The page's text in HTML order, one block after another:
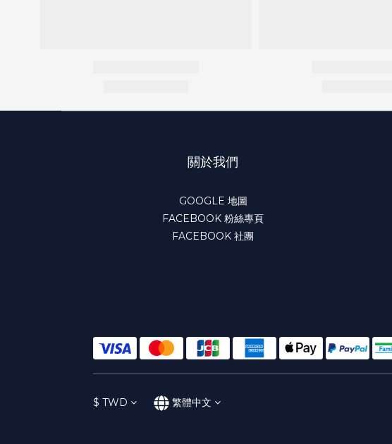
關於我們
GOOGLE 地圖
FACEBOOK 粉絲專頁
FACEBOOK 社團
$ TWD 繁體中文